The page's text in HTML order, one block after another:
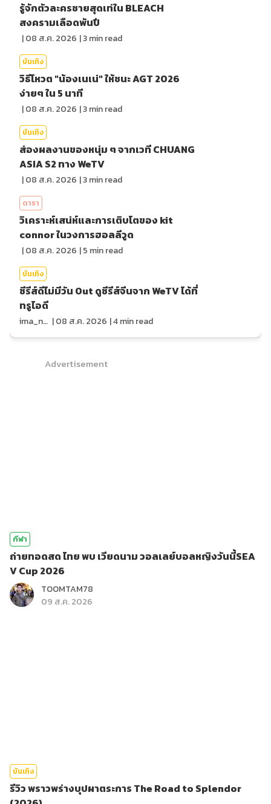
รู้จักตัวละครชายสุดเท่ใน BLEACH
สงครามเลือดพันปี
|08 ส.ค. 2026 |3min read
บันเทิง
วิธีโหวต "น้องเนเน่" ให้ชนะ AGT 2026
ง่ายๆ ใน 5 นาที
|08 ส.ค. 2026 |3min read
บันเทิง
ส่องผลงานของหนุ่ม ๆ จากเวที CHUANG
ASIA S2 ทาง WeTV
|08 ส.ค. 2026 |3min read
ดารา
วิเคราะห์เสน่ห์และการเติบโตของ kit
connor ในวงการฮอลลีวูด
|08 ส.ค. 2026 |5 min read
บันเทิง
ซีรีส์ดีไม่มีวัน Out ดูซีรีส์จีนจาก WeTV ได้ที่
ทรูไอดี
ima_nan |08 ส.ค. 2026 |4min read
Advertisement
กีฬา
ถ่ายทอดสด ไทย พบ เวียดนาม วอลเลย์บอลหญิงวันนี้SEA
V Cup 2026
TOOMTAM78
09 ส.ค. 2026
บันเทิง
รีวิว พราวพร่างบุปผาตระการ The Road to Splendor